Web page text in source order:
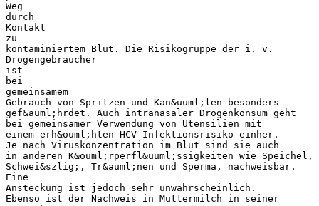
Weg
durch
Kontakt
zu
kontaminiertem Blut. Die Risikogruppe der i. v.
Drogengebraucher
ist
bei
gemeinsamem
Gebrauch von Spritzen und Kan&uuml;len besonders
gef&auml;hrdet. Auch intranasaler Drogenkonsum geht
bei gemeinsamer Verwendung von Utensilien mit
einem erh&ouml;hten HCV-Infektionsrisiko einher.
Je nach Viruskonzentration im Blut sind sie auch
in anderen K&ouml;rperfl&uuml;ssigkeiten wie Speichel,
Schwei&szlig;, Tr&auml;nen und Sperma, nachweisbar.
Eine
Ansteckung ist jedoch sehr unwahrscheinlich.
Ebenso ist der Nachweis in Muttermilch in seiner